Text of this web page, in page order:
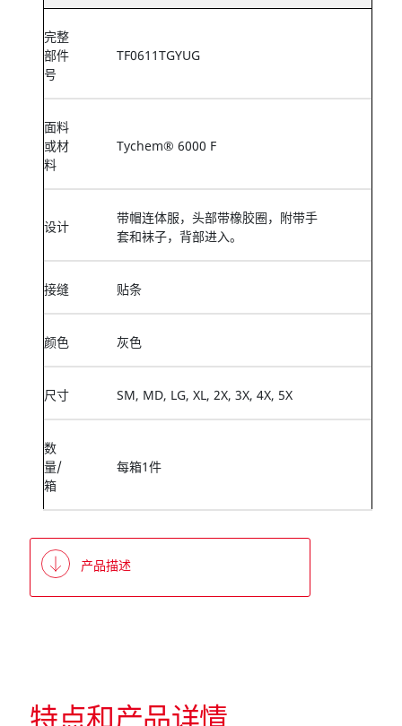
完整
部件
号
TF0611TGYUG
面料
或材
料
Tychem® 6000 F
设计
带帽连体服，头部带橡胶圈，附带手
套和袜子，背部进入。
接缝 贴条
颜色 灰色
尺寸 SM, MD, LG, XL, 2X, 3X, 4X, 5X
数
量/
箱
每箱1件
产品描述